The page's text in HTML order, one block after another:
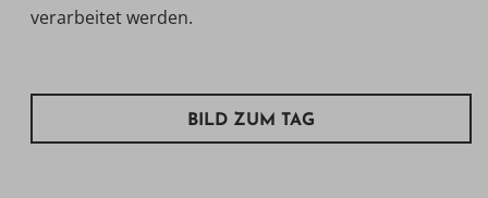
verarbeitet werden.
BILD ZUM TAG